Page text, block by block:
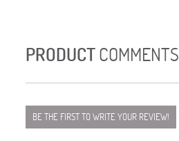
PRODUCTCOMMENTS
BE THE FIRST TO WRITE YOUR REVIEW!